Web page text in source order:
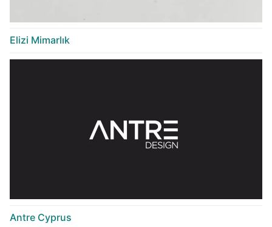
Elizi Mimarlık
Antre Cyprus